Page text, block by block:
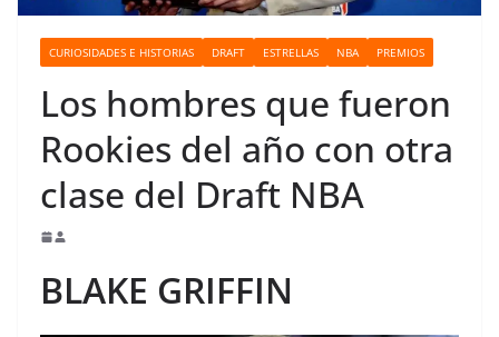
CURIOSIDADES E HISTORIAS DRAFT ESTRELLAS NBA PREMIOS
Los hombres que fueron
Rookies del año con otra
clase del Draft NBA
BLAKE GRIFFIN